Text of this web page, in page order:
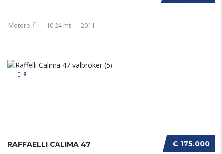
Motore 10-24 mt 2011
8
€ 175.000
RAFFAELLI CALIMA 47